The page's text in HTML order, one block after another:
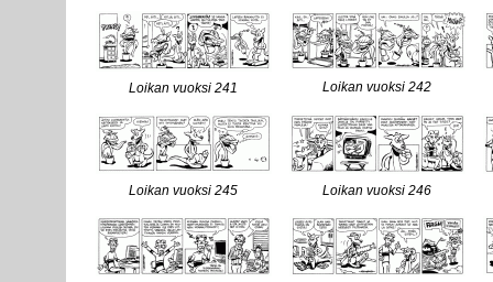
Loikan vuoksi 241 Loikan vuoksi 242
Loikan vuoksi 245 Loikan vuoksi 246